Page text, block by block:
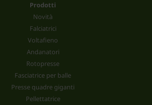
Prodotti
Novità
Falciatrici
Voltafieno
Andanatori
Rotopresse
Fasciatrice per balle
Presse quadre giganti
Pellettatrice